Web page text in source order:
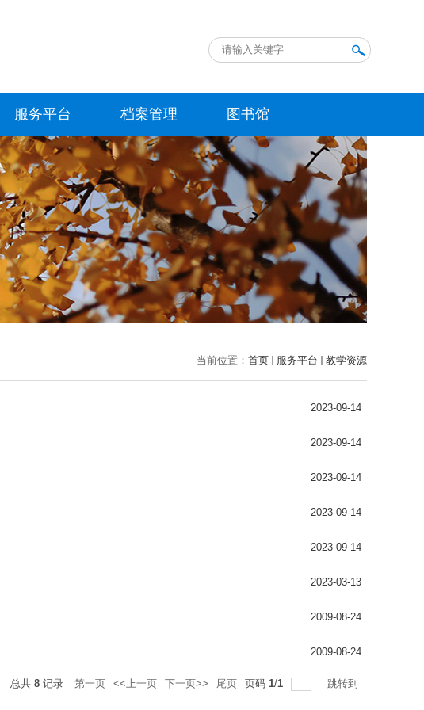
服务平台 档案管理 图书馆
当前位置： 首页 服务平台 教学资源
2023-09-14
2023-09-14
2023-09-14
2023-09-14
2023-09-14
2023-03-13
2009-08-24
2009-08-24
总共 8 记录 第一页 <<上一页 下一页>> 尾页 页码 1/1 跳转到